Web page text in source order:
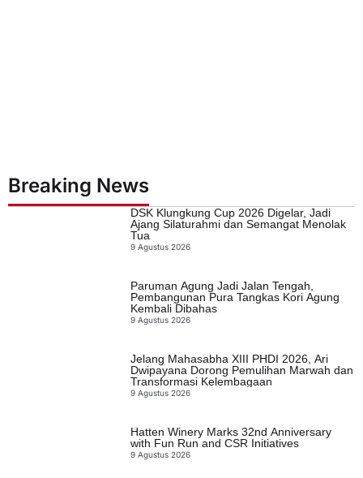
Breaking News
DSK Klungkung Cup 2026 Digelar, Jadi
Ajang Silaturahmi dan Semangat Menolak
Tua
9 Agustus 2026
Paruman Agung Jadi Jalan Tengah,
Pembangunan Pura Tangkas Kori Agung
Kembali Dibahas
9 Agustus 2026
Jelang Mahasabha XIII PHDI 2026, Ari
Dwipayana Dorong Pemulihan Marwah dan
Transformasi Kelembagaan
9 Agustus 2026
Hatten Winery Marks 32nd Anniversary
with Fun Run and CSR Initiatives
9 Agustus 2026